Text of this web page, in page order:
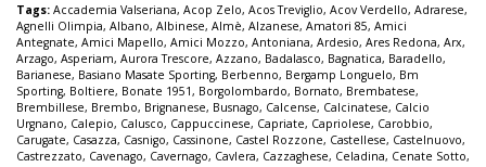
Tags: Accademia Valseriana, Acop Zelo, Acos Treviglio, Acov Verdello, Adrarese,
Agnelli Olimpia, Albano, Albinese, Almè, Alzanese, Amatori 85, Amici
Antegnate, Amici Mapello, Amici Mozzo, Antoniana, Ardesio, Ares Redona, Arx,
Arzago, Asperiam, Aurora Trescore, Azzano, Badalasco, Bagnatica, Baradello,
Barianese, Basiano Masate Sporting, Berbenno, Bergamp Longuelo, Bm
Sporting, Boltiere, Bonate 1951, Borgolombardo, Bornato, Brembatese,
Brembillese, Brembo, Brignanese, Busnago, Calcense, Calcinatese, Calcio
Urgnano, Calepio, Calusco, Cappuccinese, Capriate, Capriolese, Carobbio,
Carugate, Casazza, Casnigo, Cassinone, Castel Rozzone, Castellese, Castelnuovo,
Castrezzato, Cavenago, Cavernago, Cavlera, Cazzaghese, Celadina, Cenate Sotto,